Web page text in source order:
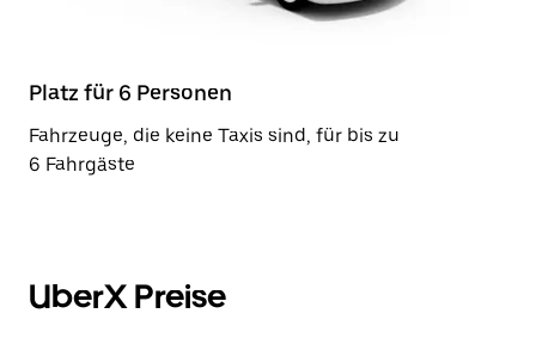
Platz für 6 Personen
Fahrzeuge, die keine Taxis sind, für bis zu
6 Fahrgäste
UberX Preise